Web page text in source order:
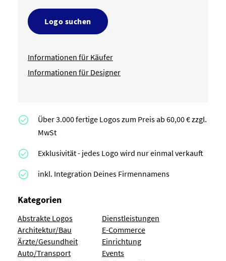
Logo suchen
Informationen für Käufer
Informationen für Designer
Über 3.000 fertige Logos zum Preis ab 60,00 € zzgl.
MwSt
Exklusivität - jedes Logo wird nur einmal verkauft
inkl. Integration Deines Firmennamens
Kategorien
Abstrakte Logos
Architektur/Bau
Ärzte/Gesundheit
Auto/Transport
Dienstleistungen
E-Commerce
Einrichtung
Events